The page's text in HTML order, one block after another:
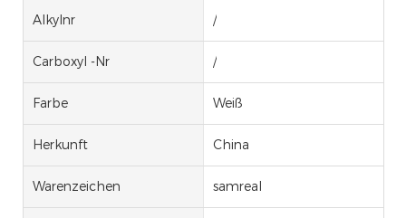
Alkylnr /
Carboxyl -Nr /
Farbe Weiß
Herkunft China
Warenzeichen samreal